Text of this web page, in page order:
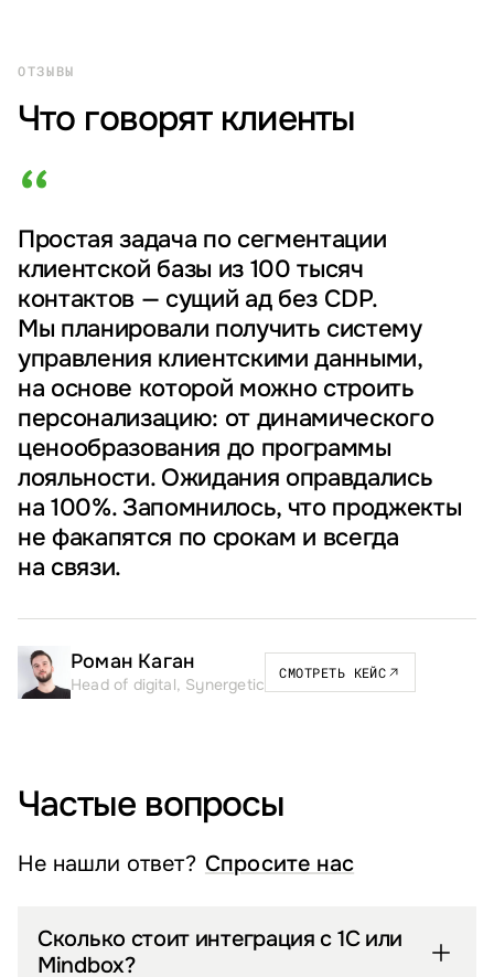
ОТЗЫВЫ
Что говорят клиенты
“
Простая задача по сегментации
клиентской базы из 100 тысяч
контактов — сущий ад без CDP.
Мы планировали получить систему
управления клиентскими данными,
на основе которой можно строить
персонализацию: от динамического
ценообразования до программы
лояльности. Ожидания оправдались
на 100%. Запомнилось, что проджекты
не факапятся по срокам и всегда
на связи.
Роман Каган
Head of digital, Synergetic
СМОТРЕТЬ КЕЙС
Частые вопросы
Не нашли ответ? Спросите нас
Сколько стоит интеграция с 1С или
Mindbox?